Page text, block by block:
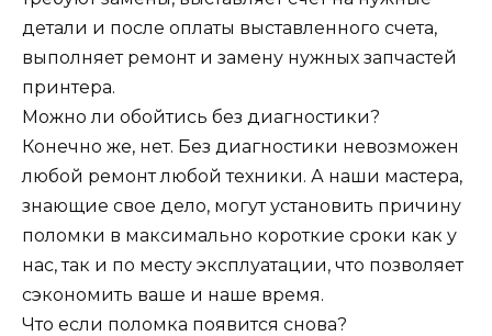
детали и после оплаты выставленного счета,
выполняет ремонт и замену нужных запчастей
принтера.
Можно ли обойтись без диагностики?
Конечно же, нет. Без диагностики невозможен
любой ремонт любой техники. А наши мастера,
знающие свое дело, могут установить причину
поломки в максимально короткие сроки как у
нас, так и по месту эксплуатации, что позволяет
сэкономить ваше и наше время.
Что если поломка появится снова?